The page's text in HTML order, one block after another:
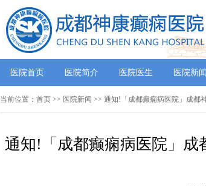
医院首页 医院简介 医院医生 医院新闻
当前位置： 首页 >> 医院新闻 >> 通知!​「成都癫痫病医院」成都
通知!​「成都癫痫病医院」成